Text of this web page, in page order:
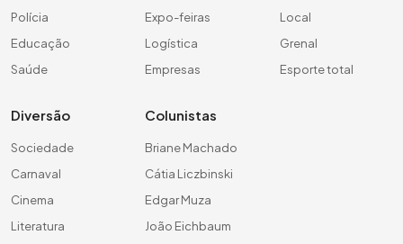
Polícia
Educação
Saúde
Expo-feiras
Logística
Empresas
Local
Grenal
Esporte total
Diversão
Sociedade
Carnaval
Cinema
Literatura
Colunistas
Briane Machado
Cátia Liczbinski
Edgar Muza
João Eichbaum